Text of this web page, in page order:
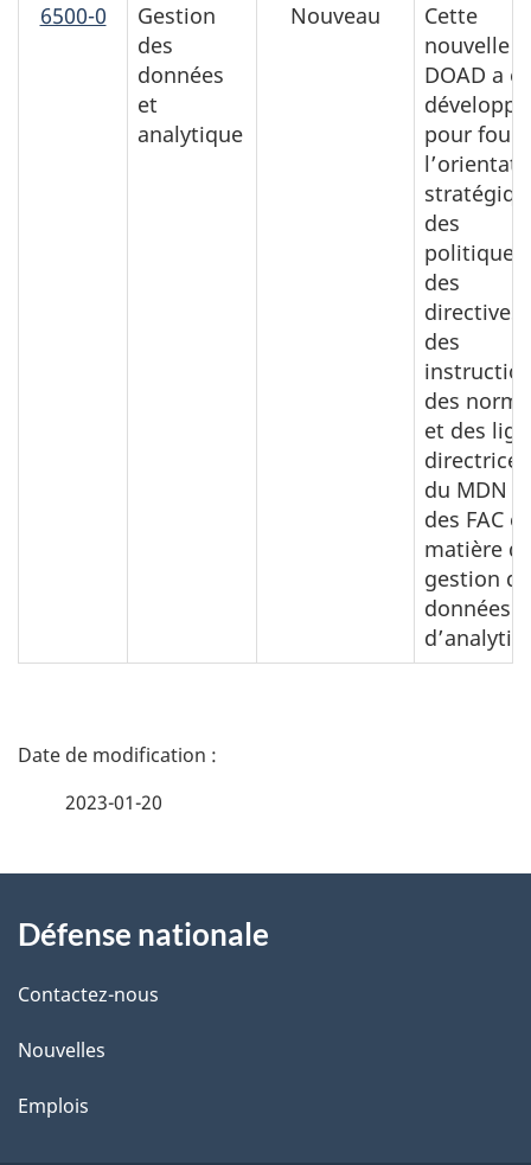
6500-0
Gestion
des
données
et
analytique
Nouveau
Cette
nouvelle
DOAD a
pour
des
politiques,
des
directives,
des
des
et des
directrices
du MDN
des FAC
matière
gestion
données
D
i
l
s
d
2023-01-20
propos
de
ce
site
Défense nationale
Contactez-nous
Nouvelles
Emplois